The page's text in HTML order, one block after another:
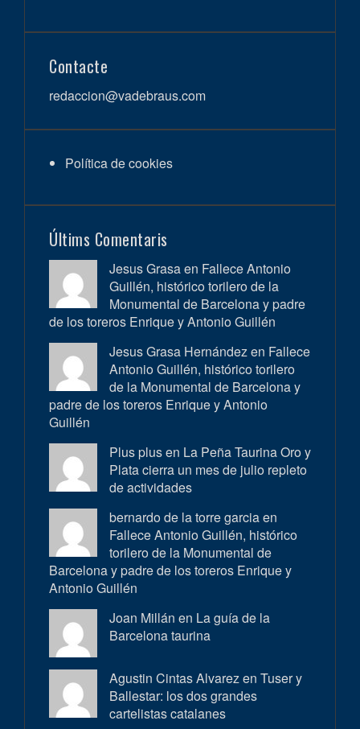
Contacte
redaccion@vadebraus.com
Política de cookies
Últims Comentaris
Jesus Grasa en Fallece Antonio
Guillén, histórico torilero de la
Monumental de Barcelona y padre
de los toreros Enrique y Antonio Guillén
Jesus Grasa Hernández en Fallece
Antonio Guillén, histórico torilero
de la Monumental de Barcelona y
padre de los toreros Enrique y Antonio
Guillén
Plus plus en La Peña Taurina Oro y
Plata cierra un mes de julio repleto
de actividades
bernardo de la torre garcia en
Fallece Antonio Guillén, histórico
torilero de la Monumental de
Barcelona y padre de los toreros Enrique y
Antonio Guillén
Joan Millán en La guía de la
Barcelona taurina
Agustin Cintas Alvarez en Tuser y
Ballestar: los dos grandes
cartelistas catalanes